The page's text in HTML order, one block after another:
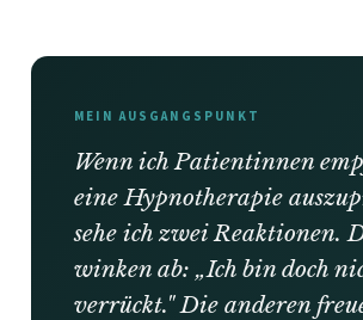
MEIN AUSGANGSPUNKT
Wenn ich Patientinnen
eine Hypnotherapie
sehe ich zwei Reaktionen.
winken ab: „Ich bin doch
verrückt." Die anderen